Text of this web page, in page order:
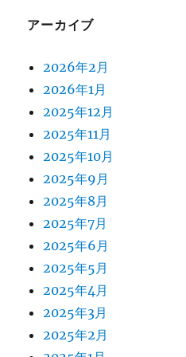
アーカイブ
2026年2月
2026年1月
2025年12月
2025年11月
2025年10月
2025年9月
2025年8月
2025年7月
2025年6月
2025年5月
2025年4月
2025年3月
2025年2月